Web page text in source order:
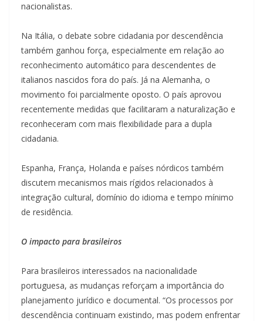
nacionalistas.
Na Itália, o debate sobre cidadania por descendência
também ganhou força, especialmente em relação ao
reconhecimento automático para descendentes de
italianos nascidos fora do país. Já na Alemanha, o
movimento foi parcialmente oposto. O país aprovou
recentemente medidas que facilitaram a naturalização e
reconheceram com mais flexibilidade para a dupla
cidadania.
Espanha, França, Holanda e países nórdicos também
discutem mecanismos mais rígidos relacionados à
integração cultural, domínio do idioma e tempo mínimo
de residência.
O impacto para brasileiros
Para brasileiros interessados na nacionalidade
portuguesa, as mudanças reforçam a importância do
planejamento jurídico e documental. “Os processos por
descendência continuam existindo, mas podem enfrentar